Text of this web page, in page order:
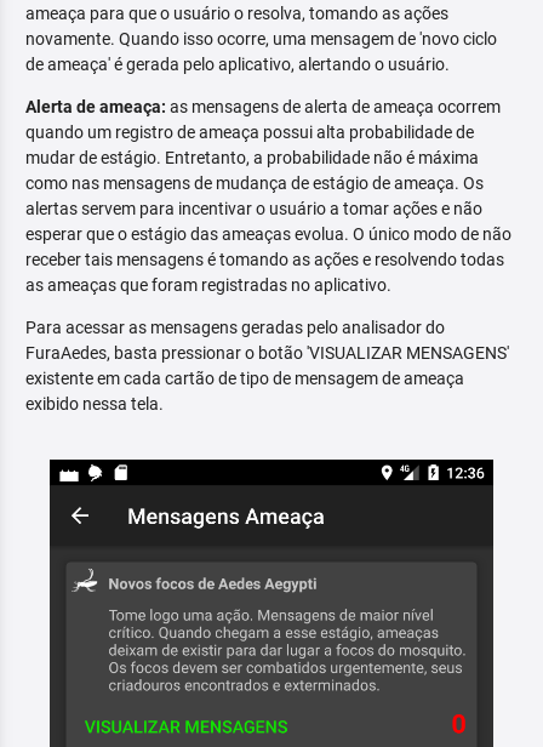
ameaça para que o usuário o resolva, tomando as ações
novamente. Quando isso ocorre, uma mensagem de 'novo ciclo
de ameaça' é gerada pelo aplicativo, alertando o usuário.
Alerta de ameaça: as mensagens de alerta de ameaça ocorrem
quando um registro de ameaça possui alta probabilidade de
mudar de estágio. Entretanto, a probabilidade não é máxima
como nas mensagens de mudança de estágio de ameaça. Os
alertas servem para incentivar o usuário a tomar ações e não
esperar que o estágio das ameaças evolua. O único modo de não
receber tais mensagens é tomando as ações e resolvendo todas
as ameaças que foram registradas no aplicativo.
Para acessar as mensagens geradas pelo analisador do
FuraAedes, basta pressionar o botão 'VISUALIZAR MENSAGENS'
existente em cada cartão de tipo de mensagem de ameaça
exibido nessa tela.